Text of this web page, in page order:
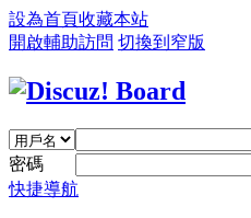
設為首頁收藏本站
開啟輔助訪問 切換到窄版
密碼
快捷導航